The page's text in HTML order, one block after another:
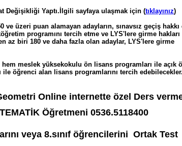
Değişikliği Yaptı.İlgili sayfaya ulaşmak için (tıklayınız)
ve üzeri puan alamayan adayların, sınavsız geçiş
programını tercih etme ve LYS'lere girme hakları
az biri 180 ve daha fazla olan adaylar, LYS'lere girme
meslek yüksekokulu ön lisans programları ile açık
ile öğrenci alan lisans programlarını tercih edebilecekler.
Online internette özel Ders
Öğretmeni 0536.5118400
veya 8.sınıf öğrencilerini Ortak Test